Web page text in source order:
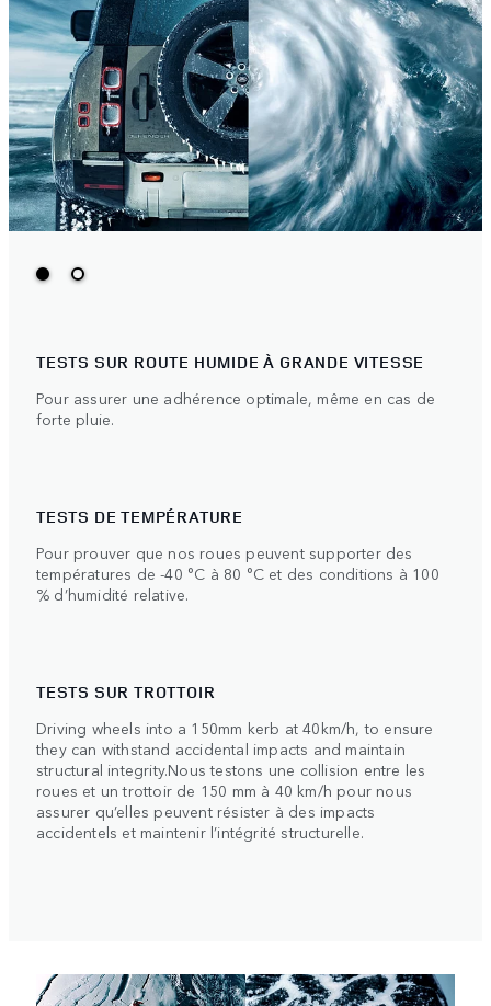
TESTS SUR ROUTE HUMIDE À GRANDE VITESSE
Pour assurer une adhérence optimale, même en cas de
forte pluie.
TESTS DE TEMPÉRATURE
Pour prouver que nos roues peuvent supporter des
températures de -40 °C à 80 °C et des conditions à 100
% d’humidité relative.
TESTS SUR TROTTOIR
Driving wheels into a 150mm kerb at 40km/h, to ensure
they can withstand accidental impacts and maintain
structural integrity.Nous testons une collision entre les
roues et un trottoir de 150 mm à 40 km/h pour nous
assurer qu’elles peuvent résister à des impacts
accidentels et maintenir l’intégrité structurelle.